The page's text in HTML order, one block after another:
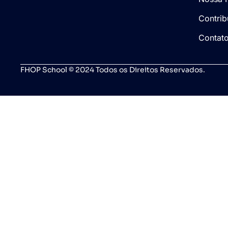
Contato
FHOP School © 2024 Todos os Direitos Reservados.